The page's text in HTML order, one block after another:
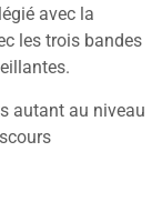
avec la
les trois bandes
autant au niveau